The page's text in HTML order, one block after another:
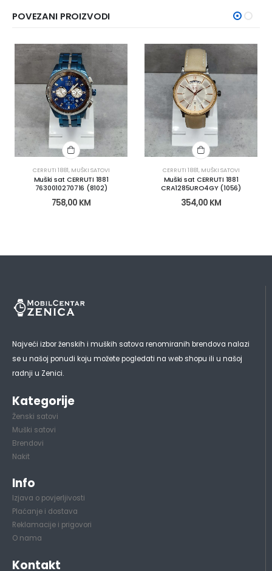
POVEZANI PROIZVODI
CERRUTI 1881, MUŠKI SATOVI
Muški sat CERRUTI 1881
7630010270716 (8102)
758,00 KM
CERRUTI 1881, MUŠKI SATOVI
Muški sat CERRUTI 1881
CRA1285URO4GY (1056)
354,00 KM
Najveći izbor ženskih i muških satova renomiranih brendova nalazi
se u našoj ponudi koju možete pogledati na web shopu ili u našoj
radnji u Zenici.
Kategorije
Ženski satovi
Muški satovi
Brendovi
Nakit
Info
Izjava o povjerljivosti
Plaćanje i dostava
Reklamacije i prigovori
O nama
Kontakt